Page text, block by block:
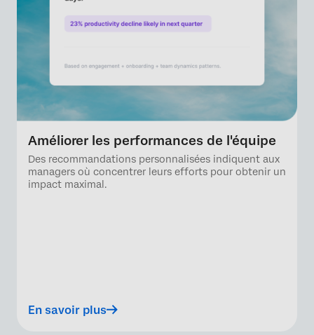
Améliorer les performances de l'équipe
Des recommandations personnalisées indiquent aux
managers où concentrer leurs efforts pour obtenir un
impact maximal.
En savoir plus